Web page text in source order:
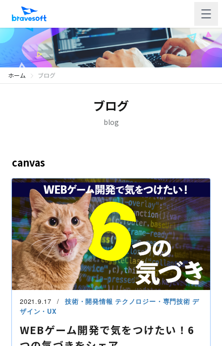
ホーム ブログ
ブログ
blog
canvas
2021.9.17 技術・開発情報 テクノロジー・専門技術デ
ザイン・UX
WEBゲーム開発で気をつけたい！6